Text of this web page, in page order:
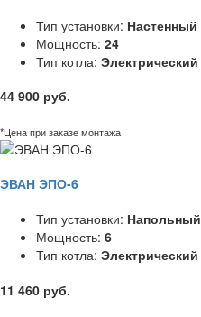
Тип установки: Настенный
Мощность: 24
Тип котла: Электрический
44 900 руб.
*Цена при заказе монтажа
ЭВАН ЭПО-6
Тип установки: Напольный
Мощность: 6
Тип котла: Электрический
11 460 руб.